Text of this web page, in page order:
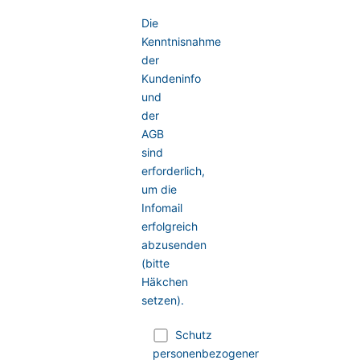
Die
Kenntnisnahme
der
Kundeninfo
und
der
AGB
sind
erforderlich,
um die
Infomail
erfolgreich
abzusenden
(bitte
Häkchen
setzen).
Schutz
personenbezogener